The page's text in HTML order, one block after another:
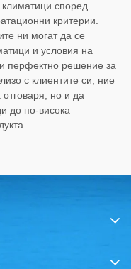
според
критерии.
ни могат да се
и условия на
перфектно решение за
с клиентите си, ние
но и да
до по-висока